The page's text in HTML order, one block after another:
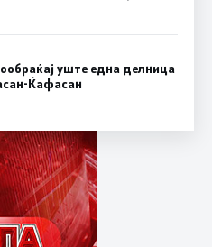
уште една делница
Ќафасан